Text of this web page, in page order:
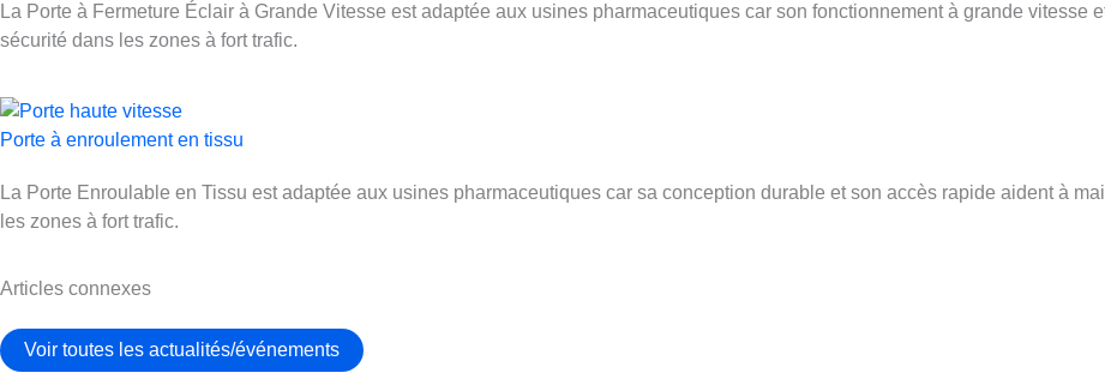
La Porte à Fermeture Éclair à Grande Vitesse est adaptée aux usines pharmaceutiques car son fonctionnement à grande vitesse
sécurité dans les zones à fort trafic.
Porte à enroulement en tissu
La Porte Enroulable en Tissu est adaptée aux usines pharmaceutiques car sa conception durable et son accès rapide aident à
les zones à fort trafic.
Articles connexes
Voir toutes les actualités/événements